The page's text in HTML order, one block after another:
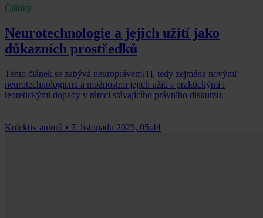
Články
Neurotechnologie a jejich užití jako
důkazních prostředků
Tento článek se zabývá neuroprávem[1], tedy zejména novými
neurotechnologiemi a možnostmi jejich užití s praktickými i
teoretickými dopady v rámci stávajícího právního diskurzu.
Kolektiv autorů • 7. listopadu 2025, 05:44